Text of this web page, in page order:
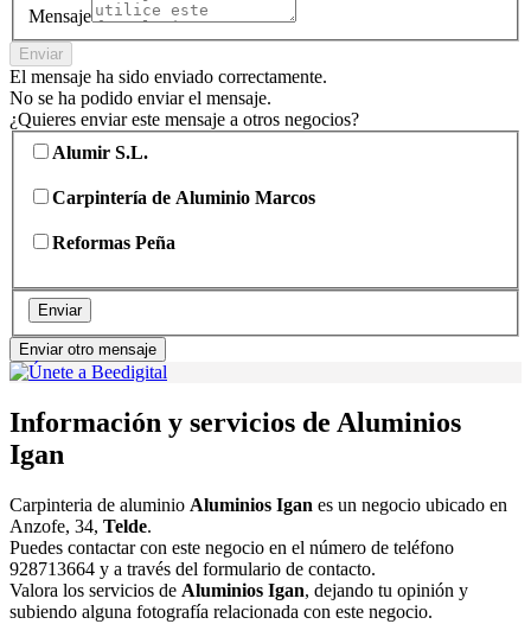
Mensaje
Enviar
El mensaje ha sido enviado correctamente.
No se ha podido enviar el mensaje.
¿Quieres enviar este mensaje a otros negocios?
Alumir S.L.
Carpintería de Aluminio Marcos
Reformas Peña
Enviar
Enviar otro mensaje
Información y servicios de Aluminios
Igan
Carpinteria de aluminio Aluminios Igan es un negocio ubicado en
Anzofe, 34, Telde.
Puedes contactar con este negocio en el número de teléfono
928713664 y a través del formulario de contacto.
Valora los servicios de Aluminios Igan, dejando tu opinión y
subiendo alguna fotografía relacionada con este negocio.